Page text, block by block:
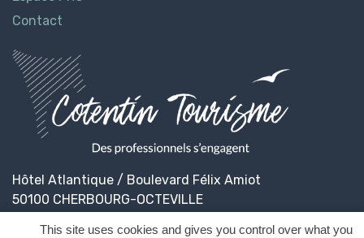
Contact
Hôtel Atlantique / Boulevard Félix Amiot
50100 CHERBOURG-OCTEVILLE
This site uses cookies and gives you control over what you